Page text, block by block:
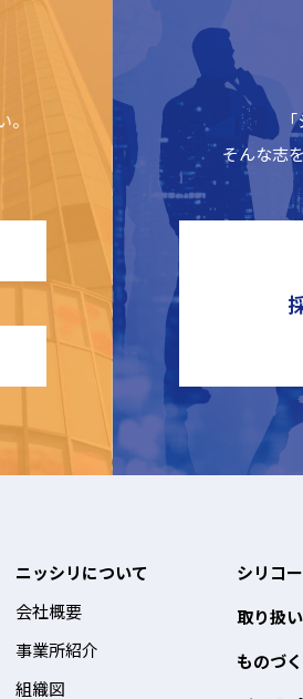
そんな志
ニッシリについて
会社概要
事業所紹介
組織図
シリコ
取り扱
ものづ